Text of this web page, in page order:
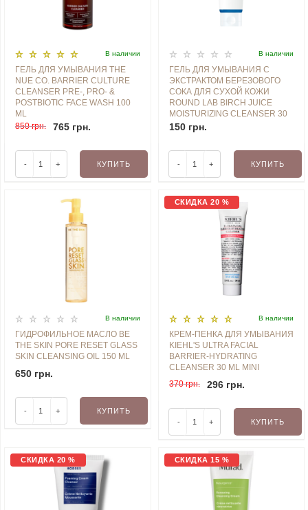
В наличии
ГЕЛЬ ДЛЯ УМЫВАНИЯ THE
NUE CO. BARRIER CULTURE
CLEANSER PRE-, PRO- &
POSTBIOTIC FACE WASH 100
ML
850 грн.
765 грн.
- + КУПИТЬ
В наличии
ГЕЛЬ ДЛЯ УМЫВАНИЯ С
ЭКСТРАКТОМ БЕРЕЗОВОГО
СОКА ДЛЯ СУХОЙ КОЖИ
ROUND LAB BIRCH JUICE
MOISTURIZING CLEANSER 30
ML MINI
150 грн.
- + КУПИТЬ
В наличии
ГИДРОФИЛЬНОЕ МАСЛО BE
THE SKIN PORE RESET GLASS
SKIN CLEANSING OIL 150 ML
650 грн.
- + КУПИТЬ
СКИДКА 20 %
В наличии
КРЕМ-ПЕНКА ДЛЯ УМЫВАНИЯ
KIEHL'S ULTRA FACIAL
BARRIER-HYDRATING
CLEANSER 30 ML MINI
370 грн.
296 грн.
- + КУПИТЬ
СКИДКА 20 % СКИДКА 15 %